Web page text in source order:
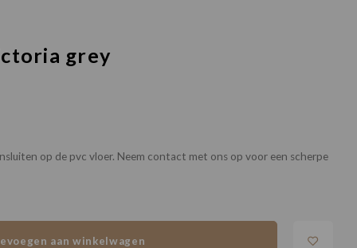
grey
op de pvc vloer. Neem contact met ons op voor een scherpe
aan winkelwagen